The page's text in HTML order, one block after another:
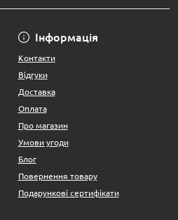
Інформація
Контакти
Відгуки
Доставка
Оплата
Про магазин
Умови угоди
Блог
Повернення товару
Подарункові сертифікати